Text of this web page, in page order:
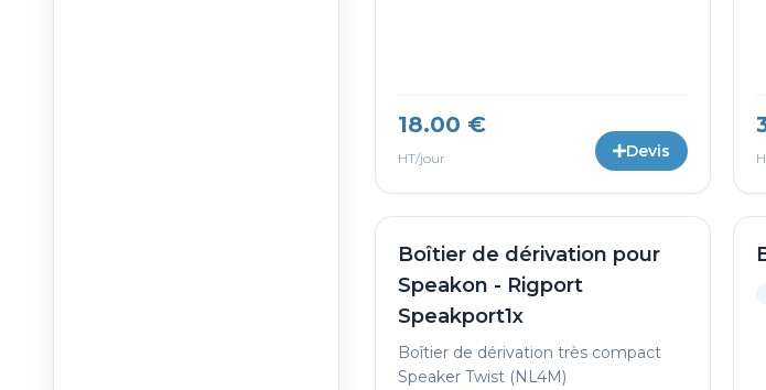
18.00 €
HT/jour Devis
Boîtier de dérivation pour
Speakon - Rigport
Speakport1x
Boîtier de dérivation très compact
Speaker Twist (NL4M)